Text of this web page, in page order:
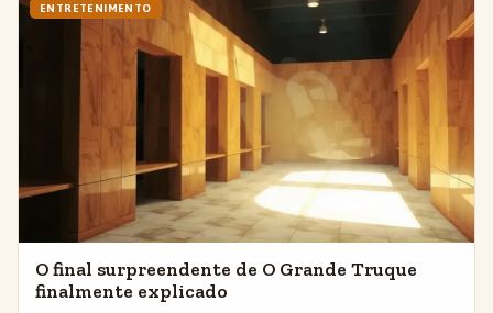
ENTRETENIMENTO
O final surpreendente de O Grande Truque
finalmente explicado